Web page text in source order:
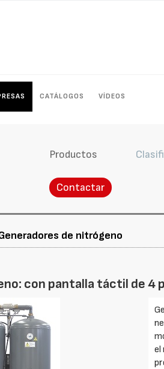
CATÁLOGOS VÍDEOS
Productos
Contactar
de nitrógeno
con pantalla táctil de 4
el